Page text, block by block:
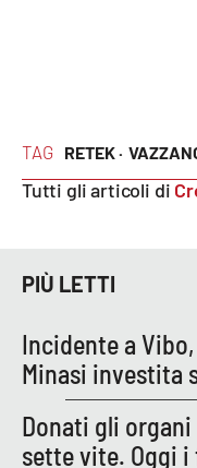
Good Morning
Leggendo Alvaro
Le perfidie di
Venti di
TAG RETEK ·
Tutti gli articoli di
PIÙ LETTI
Incidente a
Minasi investita
Donati gli organi
sette vite. Oggi i